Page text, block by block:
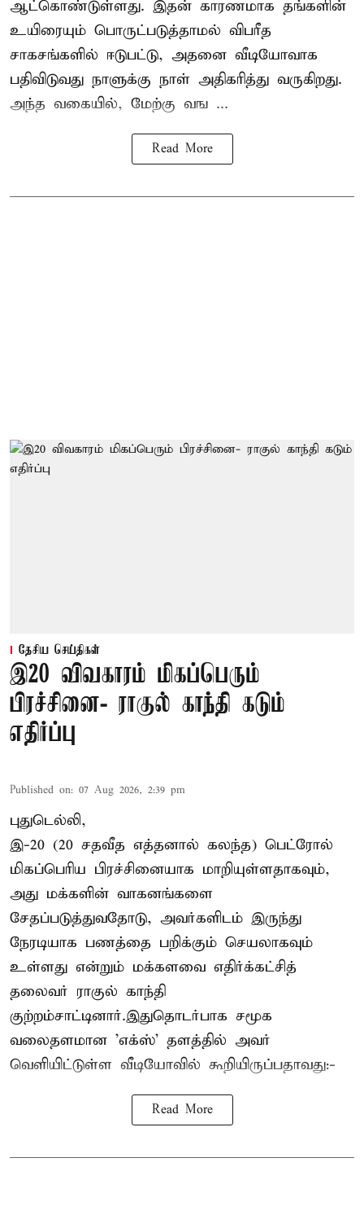
ஆட்கொண்டுள்ளது. இதன் காரணமாக தங்களின்
உயிரையும் பொருட்படுத்தாமல் விபரீத
சாகசங்களில் ஈடுபட்டு, அதனை வீடியோவாக
பதிவிடுவது நாளுக்கு நாள் அதிகரித்து வருகிறது.
அந்த வகையில், மேற்கு வங ...
Read More
தேசிய செய்திகள்
இ20 விவகாரம் மிகப்பெரும்
பிரச்சினை- ராகுல் காந்தி கடும்
எதிர்ப்பு
Published on: 07 Aug 2026, 2:39 pm
புதுடெல்லி,
இ-20 (20 சதவீத எத்தனால் கலந்த) பெட்ரோல்
மிகப்பெரிய பிரச்சினையாக மாறியுள்ளதாகவும்,
அது மக்களின் வாகனங்களை
சேதப்படுத்துவதோடு, அவர்களிடம் இருந்து
நேரடியாக பணத்தை பறிக்கும் செயலாகவும்
உள்ளது என்றும் மக்களவை எதிர்க்கட்சித்
தலைவர் ராகுல் காந்தி
குற்றம்சாட்டினார்.இதுதொடர்பாக சமூக
வலைதளமான 'எக்ஸ்' தளத்தில் அவர்
வெளியிட்டுள்ள வீடியோவில் கூறியிருப்பதாவது:-
Read More